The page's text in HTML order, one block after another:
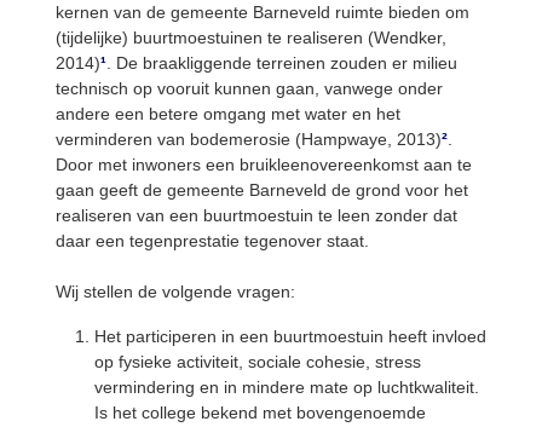
kernen van de gemeente Barneveld ruimte bieden om
(tijdelijke) buurtmoestuinen te realiseren (Wendker,
2014)¹ . De braakliggende terreinen zouden er milieu
technisch op vooruit kunnen gaan, vanwege onder
andere een betere omgang met water en het
verminderen van bodemerosie (Hampwaye, 2013)²
Door met inwoners een bruikleenovereenkomst aan te
gaan geeft de gemeente Barneveld de grond voor het
realiseren van een buurtmoestuin te leen zonder dat
daar een tegenprestatie tegenover staat.
Wij stellen de volgende vragen:
Het participeren in een buurtmoestuin heeft invloed
op fysieke activiteit, sociale cohesie, stress
vermindering en in mindere mate op luchtkwaliteit.
Is het college bekend met bovengenoemde